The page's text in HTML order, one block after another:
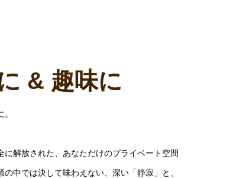
& 趣味に
解放された、あなただけのプライベート空間
中では決して味わえない、深い「静寂」と、